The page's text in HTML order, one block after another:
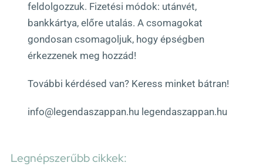
feldolgozzuk. Fizetési módok: utánvét,
bankkártya, előre utalás. A csomagokat
gondosan csomagoljuk, hogy épségben
érkezzenek meg hozzád!
További kérdésed van? Keress minket bátran!
info@legendaszappan.hu legendaszappan.hu
Legnépszerűbb cikkek: